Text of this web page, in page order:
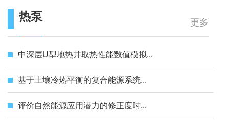
热泵 更多
中深层U型地热井取热性能数值模拟...
基于土壤冷热平衡的复合能源系统...
评价自然能源应用潜力的修正度时...